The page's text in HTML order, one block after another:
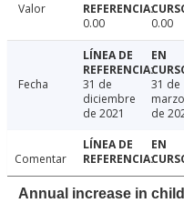
Valor
0.00
0.00
Fecha
31 de
diciembre
de 2021
31 de
marzo
de
Comentar
Annual increase in